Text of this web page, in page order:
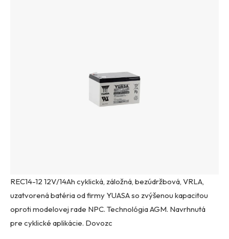
REC14-12 12V/14Ah cyklická, záložná, bezúdržbová, VRLA,
uzatvorená batéria od firmy YUASA so zvýšenou kapacitou
oproti modelovej rade NPC. Technológia AGM. Navrhnutá
pre cyklické aplikácie. Dovozc